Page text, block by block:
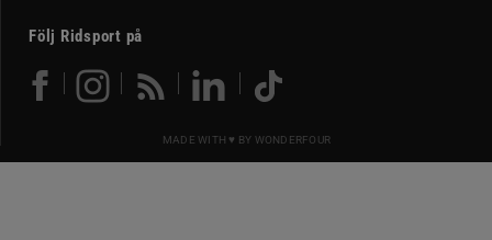
Följ Ridsport på
MADE WITH ♥ BY WONDERFOUR